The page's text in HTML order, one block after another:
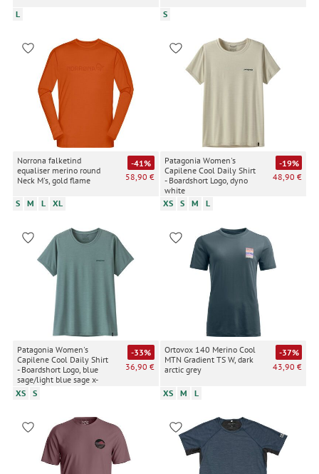
L S
Norrona falketind
equaliser merino round
Neck M's, gold flame
-41%
58,90 €
S M L XL
Patagonia Women's
Capilene Cool Daily Shirt
- Boardshort Logo, dyno
white
-19%
48,90 €
XS S M L
Patagonia Women's
Capilene Cool Daily Shirt
- Boardshort Logo, blue
sage/light blue sage x-
dye
-33%
36,90 €
XS S
Ortovox 140 Merino Cool
MTN Gradient TS W, dark
arctic grey
-37%
43,90 €
XS M L